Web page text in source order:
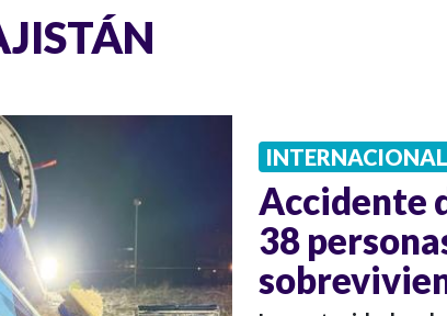
INTERNACIONAL
Accidente
38